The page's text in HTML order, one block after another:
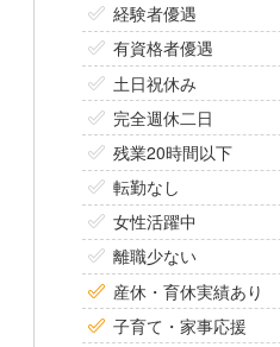
経験者優遇
有資格者優遇
土日祝休み
完全週休二日
残業20時間以下
転勤なし
女性活躍中
離職少ない
産休・育休実績あり
子育て・家事応援